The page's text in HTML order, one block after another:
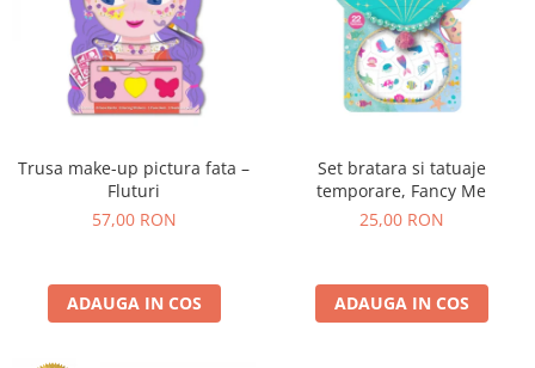
Trusa make-up pictura fata –
Fluturi
57,00 RON
ADAUGA IN COS
Set bratara si tatuaje
temporare, Fancy Me
25,00 RON
ADAUGA IN COS